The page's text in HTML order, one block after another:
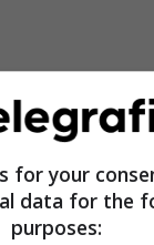
for your
data for the
purposes: